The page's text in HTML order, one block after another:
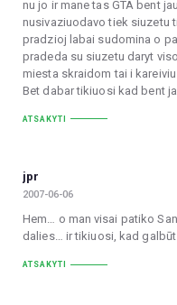
nu jo ir mane tas GTA bent
nusivaziuodavo tiek siuzetu
pradzioj labai sudomina o
pradeda su siuzetu daryt
miesta skraidom tai i
Bet dabar tikiuosi kad bent
ATSAKYTI
jpr
2007-06-06
Hem… o man visai patiko
dalies… ir tikiuosi, kad
ATSAKYTI